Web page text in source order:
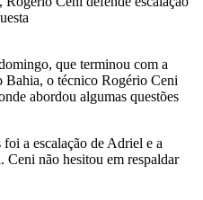
que terminou com a
o técnico Rogério Ceni
abordou algumas questões
foi a escalação de Adriel e a
Ceni não hesitou em respaldar